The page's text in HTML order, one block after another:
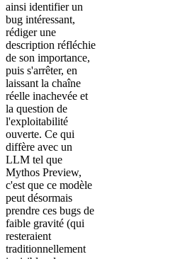
ainsi identifier un
bug intéressant,
rédiger une
description réfléchie
de son importance,
puis s'arrêter, en
laissant la chaîne
réelle inachevée et
la question de
l'exploitabilité
ouverte. Ce qui
diffère avec un
LLM tel que
Mythos Preview,
c'est que ce modèle
peut désormais
prendre ces bugs de
faible gravité (qui
resteraient
traditionnellement